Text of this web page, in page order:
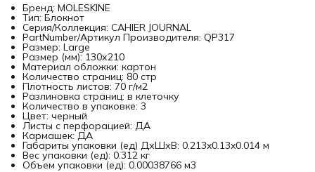
Бренд: MOLESKINE
Тип: Блокнот
Серия/Коллекция: CAHIER JOURNAL
PartNumber/Артикул Производителя: QP317
Размер: Large
Размер (мм): 130х210
Материал обложки: картон
Количество страниц: 80 стр
Плотность листов: 70 г/м2
Разлиновка страниц: в клеточку
Количество в упаковке: 3
Цвет: черный
Листы с перфорацией: ДА
Кармашек: ДА
Габариты упаковки (ед) ДхШхВ: 0.213x0.13x0.014 м
Вес упаковки (ед): 0.312 кг
Объем упаковки (ед): 0.00038766 м3